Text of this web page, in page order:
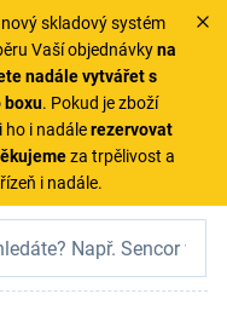
skladový systém
Vaší objednávkyna
nadále vytvářet s
boxu. Pokud je zboží
ho i nadálerezervovat
za trpělivost a
i nadále.